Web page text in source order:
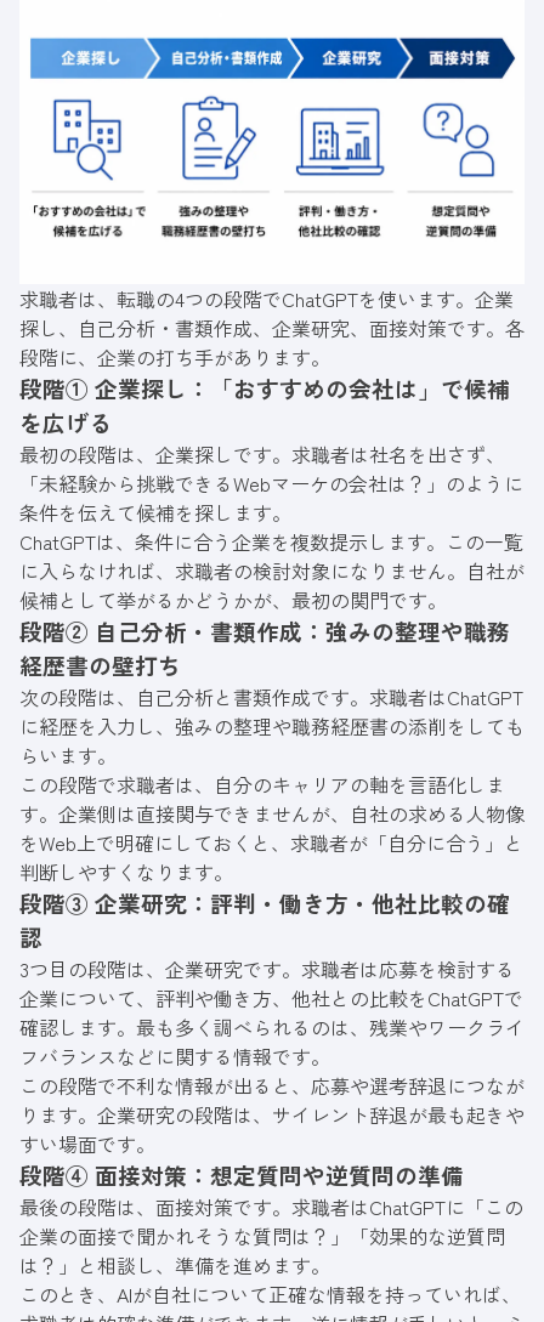
求職者は、転職の4つの段階でChatGPTを使います。企業
探し、自己分析・書類作成、企業研究、面接対策です。各
段階に、企業の打ち手があります。
段階① 企業探し：「おすすめの会社は」で候補
を広げる
最初の段階は、企業探しです。求職者は社名を出さず、
「未経験から挑戦できるWebマーケの会社は？」のように
条件を伝えて候補を探します。
ChatGPTは、条件に合う企業を複数提示します。この一覧
に入らなければ、求職者の検討対象になりません。自社が
候補として挙がるかどうかが、最初の関門です。
段階② 自己分析・書類作成：強みの整理や職務
経歴書の壁打ち
次の段階は、自己分析と書類作成です。求職者はChatGPT
に経歴を入力し、強みの整理や職務経歴書の添削をしても
らいます。
この段階で求職者は、自分のキャリアの軸を言語化しま
す。企業側は直接関与できませんが、自社の求める人物像
をWeb上で明確にしておくと、求職者が「自分に合う」と
判断しやすくなります。
段階③ 企業研究：評判・働き方・他社比較の確
認
3つ目の段階は、企業研究です。求職者は応募を検討する
企業について、評判や働き方、他社との比較をChatGPTで
確認します。最も多く調べられるのは、残業やワークライ
フバランスなどに関する情報です。
この段階で不利な情報が出ると、応募や選考辞退につなが
ります。企業研究の段階は、サイレント辞退が最も起きや
すい場面です。
段階④ 面接対策：想定質問や逆質問の準備
最後の段階は、面接対策です。求職者はChatGPTに「この
企業の面接で聞かれそうな質問は？」「効果的な逆質問
は？」と相談し、準備を進めます。
このとき、AIが自社について正確な情報を持っていれば、